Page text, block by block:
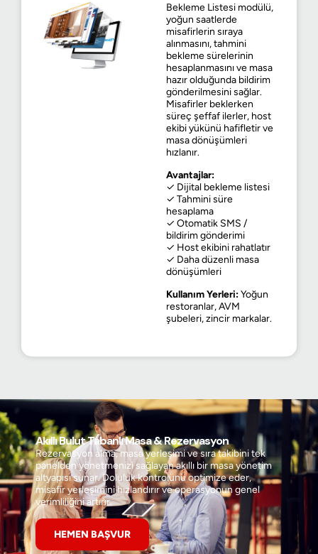
Bekleme Listesi modülü,
yoğun saatlerde
misafirlerin sıraya
alınmasını, tahmini
bekleme sürelerinin
hesaplanmasını ve masa
hazır olduğunda bildirim
gönderilmesini sağlar.
Misafirler beklerken
süreç şeffaf ilerler, host
ekibi yükünü hafifletir ve
masa dönüşümleri
hızlanır.
Avantajlar:
✓ Dijital bekleme listesi
✓ Tahmini süre
hesaplama
✓ Otomatik SMS /
bildirim gönderimi
✓ Host ekibini rahatlatır
✓ Daha düzenli masa
dönüşümleri
Kullanım Yerleri:Yoğun
restoranlar, AVM
şubeleri, zincir markalar.
Akıllı Bulut Tabanlı Masa & Rezervasyon
Rezervasyon alma, masa yerleşimi ve sıra takibini tek
panelden yönetmenizi sağlayan akıllı bir masa yönetim
altyapısı sunar. Doluluk kontrolünü optimize eder,
misafir yerleşimini hızlandırır ve operasyonun genel
verimliliğini artırır.
HEMEN BAŞVUR